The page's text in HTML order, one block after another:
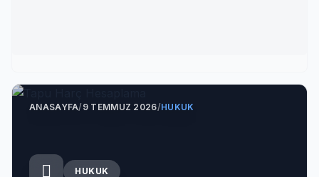
ANASAYFA/9 TEMMUZ 2026/HUKUK
HUKUK